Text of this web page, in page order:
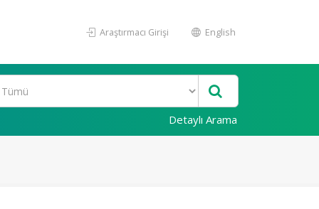
Araştırmacı Girişi English
Detaylı Arama